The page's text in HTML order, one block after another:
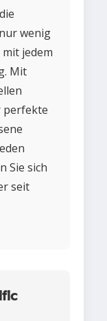
wenig
jedem
Mit
perfekte
Sie sich
seit